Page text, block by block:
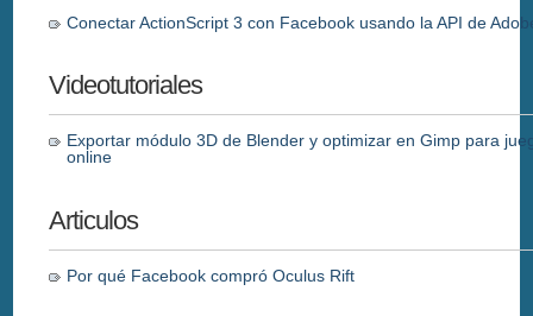
Conectar ActionScript 3 con Facebook usando la API de
Videotutoriales
Exportar módulo 3D de Blender y optimizar en Gimp para
online
Articulos
Por qué Facebook compró Oculus Rift